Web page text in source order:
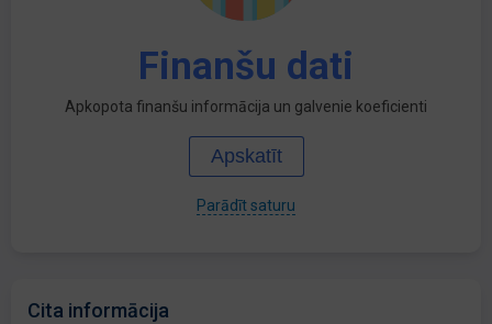
Finanšu dati
Apkopota finanšu informācija un galvenie koeficienti
Apskatīt
Parādīt saturu
Cita informācija